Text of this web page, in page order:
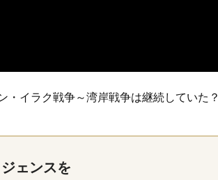
イラク戦争～湾岸戦争は継続していた？
ェンスを